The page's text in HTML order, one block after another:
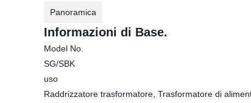
Panoramica
Informazioni di Base.
Model No.
SG/SBK
uso
Raddrizzatore trasformatore, Trasformatore di